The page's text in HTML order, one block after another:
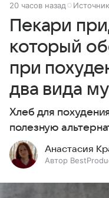
20 часов назад
Пекари
который
при
два вида
Хлеб для
полезную
Анастасия
Автор